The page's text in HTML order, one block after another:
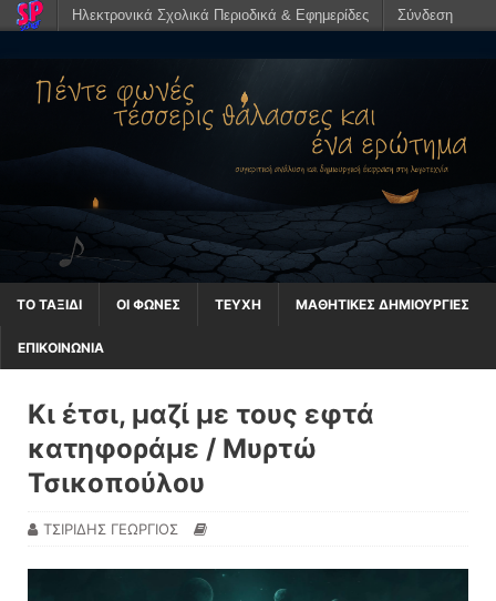
ΤΟ ΤΑΞΊΔΙ ΟΙ ΦΩΝΈΣ ΤΕΥΧΗ ΜΑΘΗΤΙΚΈΣ ΔΗΜΙΟΥΡΓΊΕΣ
ΕΠΙΚΟΙΝΩΝΙΑ
Κι έτσι, μαζί με τους εφτά
κατηφοράμε / Μυρτώ
Τσικοπούλου
ΤΣΙΡΙΔΗΣ ΓΕΩΡΓΙΟΣ
Ηλεκτρονικά Σχολικά Περιοδικά & Εφημερίδες Σύνδεση